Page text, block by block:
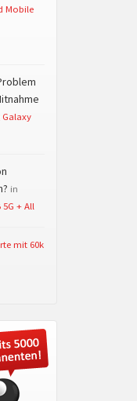
Mobile
Galaxy
in
+ All
mit 60k